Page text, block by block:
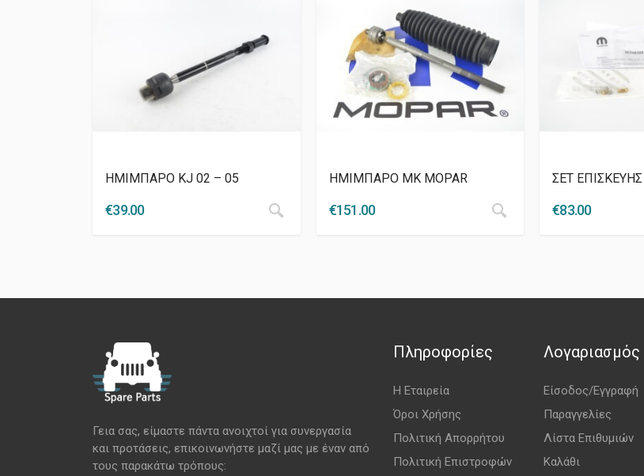
ΗΜΙΜΠΑΡΟ KJ 02 – 05
€39.00
ΗΜΙΜΠΑΡΟ MK MOPAR
€151.00
ΣΕΤ
€83.00
Γεια σας, είμαστε πάντα ανοιχτοί για συνεργασία
και προτάσεις, επικοινωνήστε μαζί μας με έναν από
τους παρακάτω τρόπους:
Πληροφορίες
Η Εταιρεία
Όροι Χρήσης
Πολιτική Απορρήτου
Πολιτική Επιστροφών
Λογαριασμός
Είσοδος/Εγγραφή
Παραγγελίες
Λίστα Επιθυμιών
Καλάθι